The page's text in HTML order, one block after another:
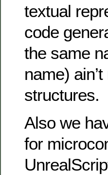
textual
code
the same
name)
structures.
Also we
for